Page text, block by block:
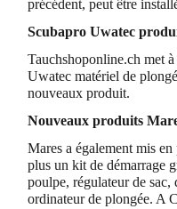
précédent, peut être
Scubapro Uwatec
Tauchshoponline.ch met
Uwatec matériel de
nouveaux produit.
Nouveaux produits
Mares a également mis
plus un kit de démarrage
poulpe, régulateur de sac,
ordinateur de plongée. A